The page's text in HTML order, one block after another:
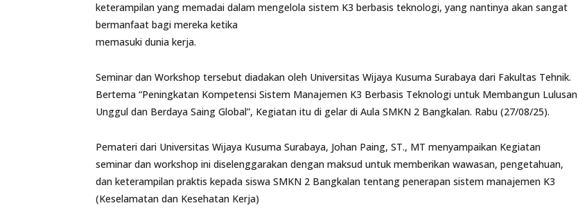
keterampilan yang memadai dalam mengelola sistem K3 berbasis teknologi, yang nantinya akan sangat
bermanfaat bagi mereka ketika
memasuki dunia kerja.
Seminar dan Workshop tersebut diadakan oleh Universitas Wijaya Kusuma Surabaya dari Fakultas Tehnik.
Bertema “Peningkatan Kompetensi Sistem Manajemen K3 Berbasis Teknologi untuk Membangun Lulusan
Unggul dan Berdaya Saing Global”, Kegiatan itu di gelar di Aula SMKN 2 Bangkalan. Rabu (27/08/25).
Pemateri dari Universitas Wijaya Kusuma Surabaya, Johan Paing, ST., MT menyampaikan Kegiatan
seminar dan workshop ini diselenggarakan dengan maksud untuk memberikan wawasan, pengetahuan,
dan keterampilan praktis kepada siswa SMKN 2 Bangkalan tentang penerapan sistem manajemen K3
(Keselamatan dan Kesehatan Kerja)